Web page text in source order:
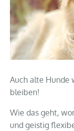
Auch alte Hunde
bleiben!
Wie das geht,
und geistig